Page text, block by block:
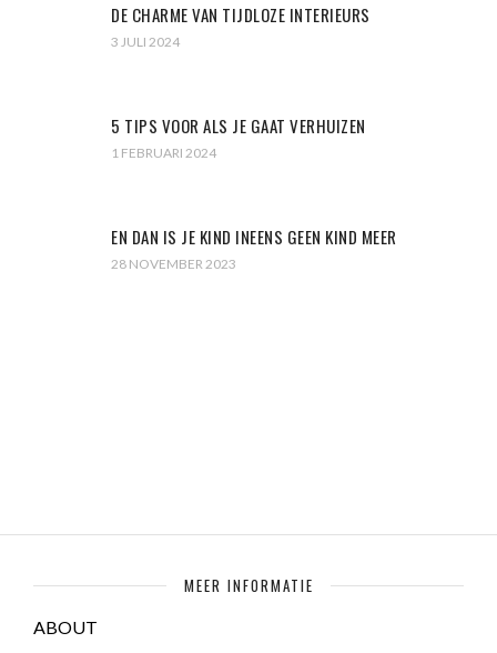
DE CHARME VAN TIJDLOZE INTERIEURS
3 JULI 2024
5 TIPS VOOR ALS JE GAAT VERHUIZEN
1 FEBRUARI 2024
EN DAN IS JE KIND INEENS GEEN KIND MEER
28 NOVEMBER 2023
MEER INFORMATIE
ABOUT